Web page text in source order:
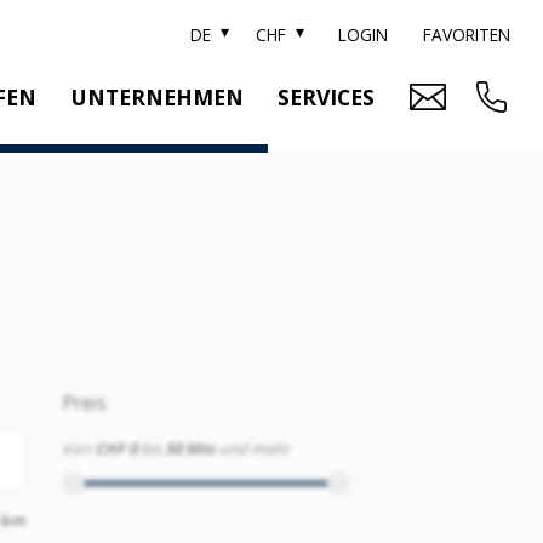
DE CHF LOGIN FAVORITEN
UNTERNEHMEN SERVICES
Preis
Von CHF 0bis 50 Mio und mehr